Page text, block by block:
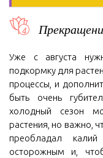
Уже с августа
подкормку для
процессы, и
быть очень
холодный сезон
растения, но важно,
преобладал
осторожным и,